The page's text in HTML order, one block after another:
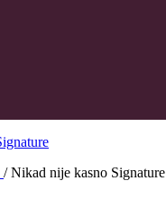
/ Nikad nije kasno Signature